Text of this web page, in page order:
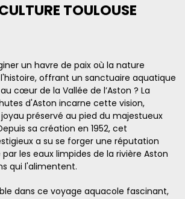
TOULOUSE
un havre de paix où la nature
offrant un sanctuaire aquatique
cœur de la Vallée de l’Aston ? La
d'Aston incarne cette vision,
préservé au pied du majestueux
sa création en 1952, cet
a su se forger une réputation
les eaux limpides de la rivière Aston
qui l'alimentent.
dans ce voyage aquacole fascinant,